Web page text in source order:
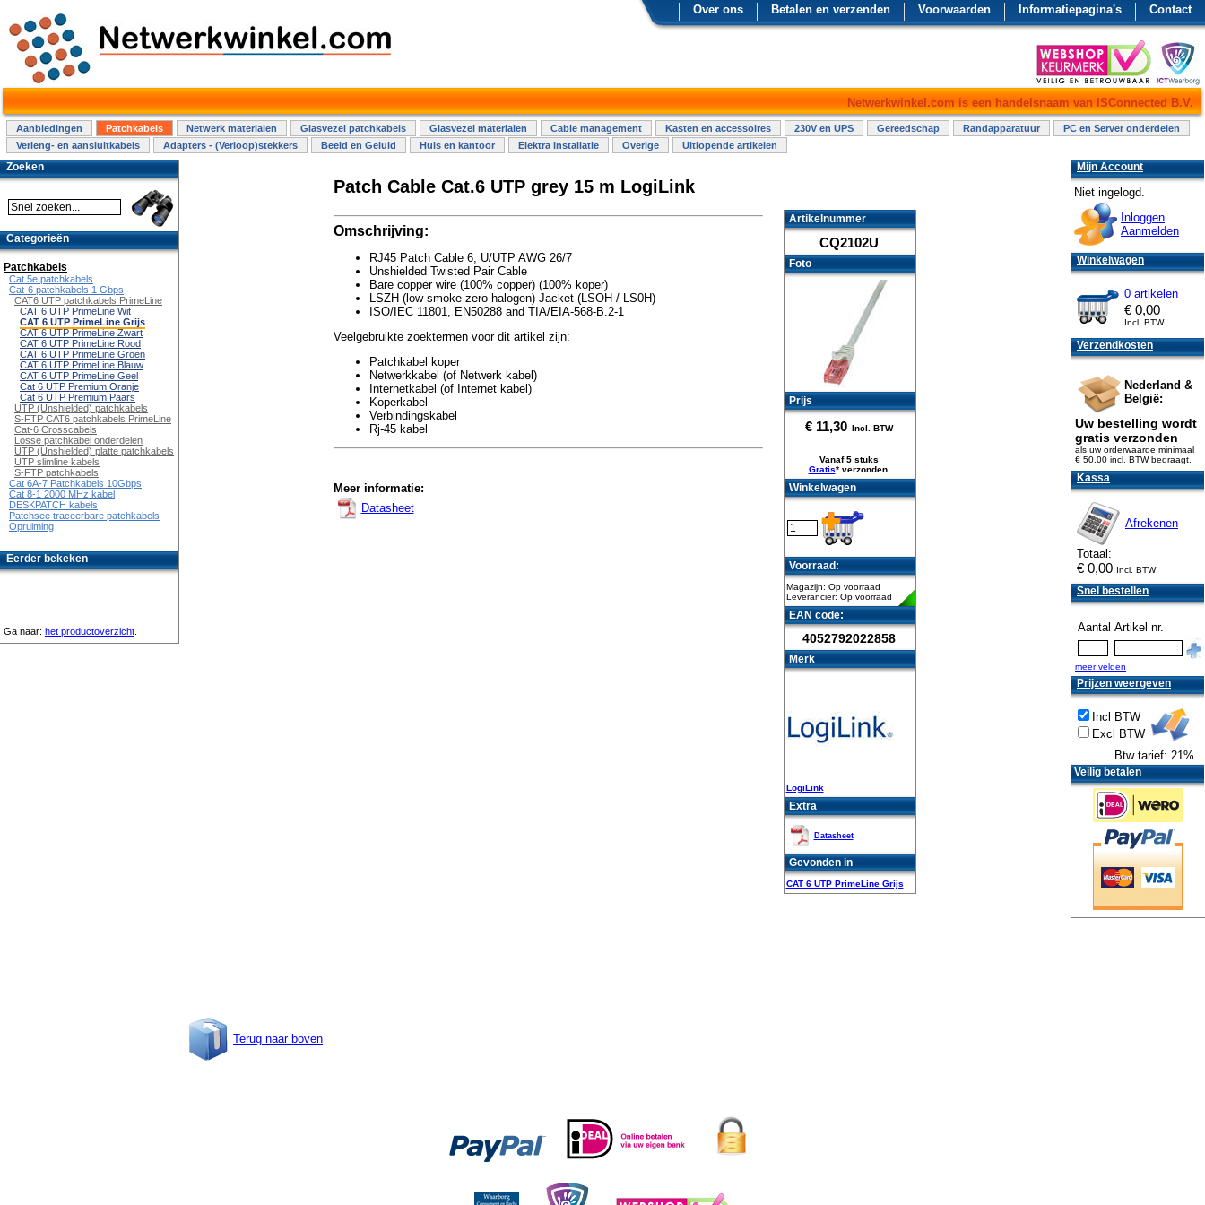
Contact
Informatiepagina's
Voorwaarden
Betalen en verzenden
Over ons
Netwerkwinkel.com is een handelsnaam van ISConnected B.V.
Aanbiedingen Patchkabels Netwerk materialen Glasvezel patchkabels Glasvezel materialen Cable management Kasten en accessoires 230V en UPS Gereedschap Randapparatuur
PC en Server onderdelen
Verleng- en aansluitkabels
Adapters - (Verloop)stekkers Beeld en Geluid Huis en kantoor Elektra installatie Overige Uitlopende artikelen
Patch Cable Cat.6 UTP grey 15 m LogiLink
Artikelnummer
CQ2102U
Foto
Prijs
€ 11,30 Incl. BTW
Vanaf 5 stuks
Gratis* verzonden.
Winkelwagen
Voorraad:
Magazijn: Op voorraad
Leverancier: Op voorraad
EAN code:
4052792022858
Merk
LogiLink
Extra
Datasheet
Gevonden in
CAT 6 UTP PrimeLine Grijs
Omschrijving:
RJ45 Patch Cable 6, U/UTP AWG 26/7
Unshielded Twisted Pair Cable
Bare copper wire (100% copper) (100% koper)
LSZH (low smoke zero halogen) Jacket (LSOH / LS0H)
ISO/IEC 11801, EN50288 and TIA/EIA-568-B.2-1
Veelgebruikte zoektermen voor dit artikel zijn:
Patchkabel koper
Netwerkkabel (of Netwerk kabel)
Internetkabel (of Internet kabel)
Koperkabel
Verbindingskabel
Rj-45 kabel
Meer informatie:
Datasheet
Terug naar boven
Zoeken
Categorieën
Patchkabels
Cat.5e patchkabels
Cat-6 patchkabels 1 Gbps
CAT6 UTP patchkabels PrimeLine
CAT 6 UTP PrimeLine Wit
CAT 6 UTP PrimeLine Grijs
CAT 6 UTP PrimeLine Zwart
CAT 6 UTP PrimeLine Rood
CAT 6 UTP PrimeLine Groen
CAT 6 UTP PrimeLine Blauw
CAT 6 UTP PrimeLine Geel
Cat 6 UTP Premium Oranje
Cat 6 UTP Premium Paars
UTP (Unshielded) patchkabels
S-FTP CAT6 patchkabels PrimeLine
Cat-6 Crosscabels
Losse patchkabel onderdelen
UTP (Unshielded) platte patchkabels
UTP slimline kabels
S-FTP patchkabels
Cat 6A-7 Patchkabels 10Gbps
Cat 8-1 2000 MHz kabel
DESKPATCH kabels
Patchsee traceerbare patchkabels
Opruiming
Eerder bekeken
Ga naar: het productoverzicht
Mijn Account
Niet ingelogd.
Inloggen
Aanmelden
Winkelwagen
0 artikelen
€ 0,00
Incl. BTW
Verzendkosten
Nederland &
België:
Uw bestelling wordt
gratis verzonden
als uw orderwaarde minimaal
€ 50.00 incl. BTWbedraagt.
Kassa
Afrekenen
Totaal:
€ 0,00 Incl. BTW
Snel bestellen
Aantal Artikel nr.
meer velden
Prijzen weergeven
Incl BTW
Excl BTW
Btw tarief: 21%
Veilig betalen